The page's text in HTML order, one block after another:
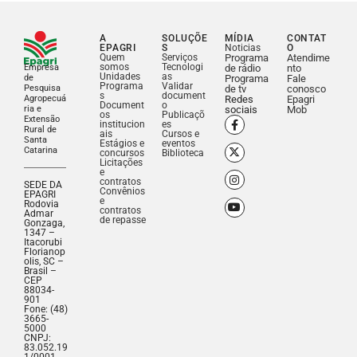
Empresa
de
Pesquisa
Agropecuá
ria e
Extensão
Rural de
Santa
Catarina
SEDE DA
EPAGRI
Rodovia
Admar
Gonzaga,
1347 –
Itacorubi
Florianop
olis, SC –
Brasil –
CEP
88034-
901
Fone: (48)
3665-
5000
CNPJ:
83.052.19
A
EPAGRI
Quem
somos
Unidades
Programa
s
Document
os
institucion
ais
Estágios e
concursos
Licitações
e
contratos
Convênios
e
contratos
de repasse
SOLUÇÕE
S
Serviços
Tecnologi
as
Validar
document
o
Publicaçõ
es
Cursos e
eventos
Biblioteca
MÍDIA
Noticias
Programa
de rádio
Programa
de tv
Redes
sociais
CONTAT
O
Atendime
nto
Fale
conosco
Epagri
Mob